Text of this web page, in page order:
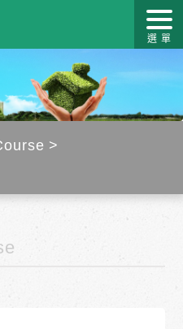
力漢學
堂
幸福工
藝
客戶服